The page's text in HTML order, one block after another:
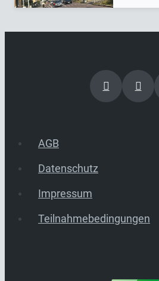
AGB
Datenschutz
Impressum
Teilnahmebedingungen